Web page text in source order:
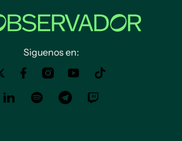
Siguenos en: